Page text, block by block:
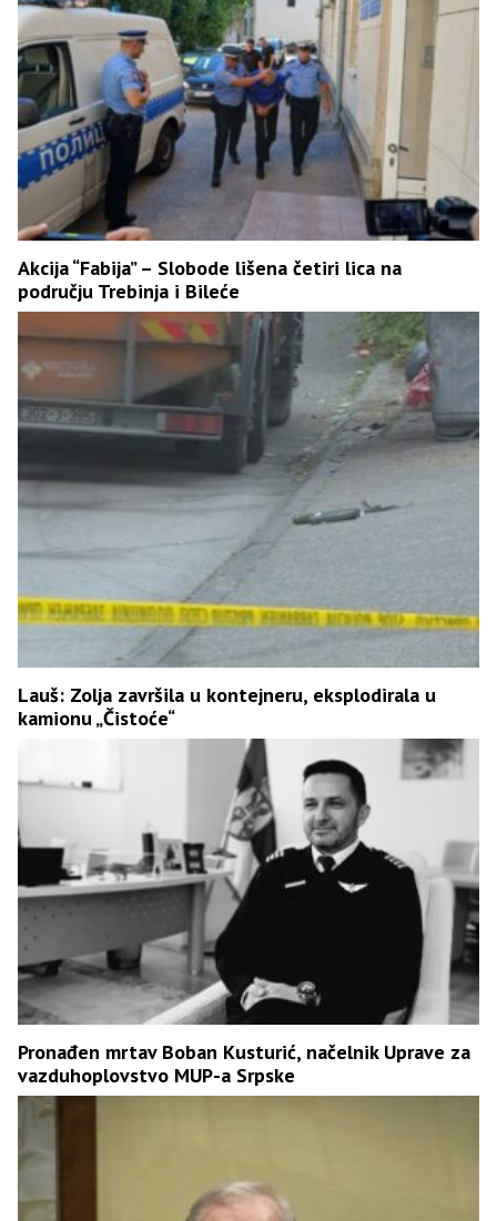
Akcija “Fabija” – Slobode lišena četiri lica na
području Trebinja i Bileće
Lauš: Zolja završila u kontejneru, eksplodirala u
kamionu „Čistoće“
Pronađen mrtav Boban Kusturić, načelnik Uprave za
vazduhoplovstvo MUP-a Srpske